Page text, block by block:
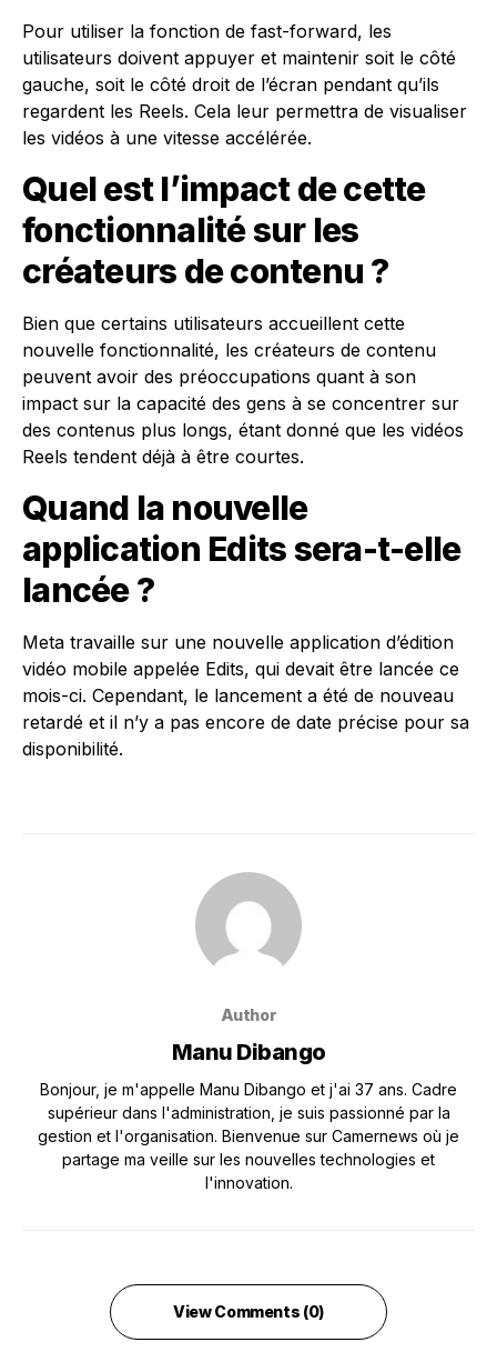
Pour utiliser la fonction de fast-forward, les
utilisateurs doivent appuyer et maintenir soit le côté
gauche, soit le côté droit de l’écran pendant qu’ils
regardent les Reels. Cela leur permettra de visualiser
les vidéos à une vitesse accélérée.
Quel est l’impact de cette
fonctionnalité sur les
créateurs de contenu ?
Bien que certains utilisateurs accueillent cette
nouvelle fonctionnalité, les créateurs de contenu
peuvent avoir des préoccupations quant à son
impact sur la capacité des gens à se concentrer sur
des contenus plus longs, étant donné que les vidéos
Reels tendent déjà à être courtes.
Quand la nouvelle
application Edits sera-t-elle
lancée ?
Meta travaille sur une nouvelle application d’édition
vidéo mobile appelée Edits, qui devait être lancée ce
mois-ci. Cependant, le lancement a été de nouveau
retardé et il n’y a pas encore de date précise pour sa
disponibilité.
Author
Manu Dibango
Bonjour, je m'appelle Manu Dibango et j'ai 37 ans. Cadre
supérieur dans l'administration, je suis passionné par la
gestion et l'organisation. Bienvenue sur Camernews où je
partage ma veille sur les nouvelles technologies et
l'innovation.
View Comments (0)